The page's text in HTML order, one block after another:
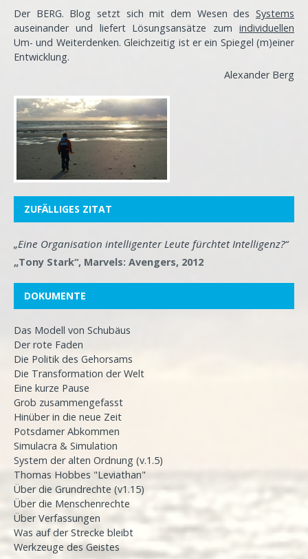
Der BERG. Blog setzt sich mit dem Wesen des Systems
auseinander und liefert Lösungsansätze zum individuellen
Um- und Weiterdenken. Gleichzeitig ist er ein Spiegel (m)einer
Entwicklung.
Alexander Berg
ZUFÄLLIGES ZITAT
„Eine Organisation intelligenter Leute fürchtet Intelligenz?“
„Tony Stark“, Marvels: Avengers, 2012
DOKUMENTE
Das Modell von Schubäus
Der rote Faden
Die Politik des Gehorsams
Die Transformation der Welt
Eine kurze Pause
Grob zusammengefasst
Hinüber in die neue Zeit
Potsdamer Abkommen
Simulacra & Simulation
System der alten Ordnung (v.1.5)
Thomas Hobbes "Leviathan"
Über die Grundrechte (v1.15)
Über die Menschenrechte
Über Verfassungen
Was auf der Strecke bleibt
Werkzeuge des Geistes